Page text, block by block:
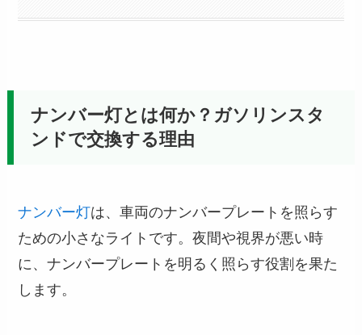
ナンバー灯とは何か？ガソリンスタ
ンドで交換する理由
ナンバー灯は、車両のナンバープレートを照らす
ための小さなライトです。夜間や視界が悪い時
に、ナンバープレートを明るく照らす役割を果た
します。